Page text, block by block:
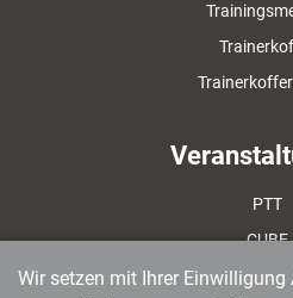
PTT
CUBE
Wir setzen mit Ihrer Einwilligung